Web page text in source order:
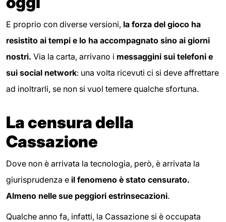
E proprio con diverse versioni, la forza del gioco ha
resistito ai tempi e lo ha accompagnato sino ai giorni
nostri. Via la carta, arrivano i messaggini sui telefoni e
sui social network: una volta ricevuti ci si deve affrettare
ad inoltrarli, se non si vuol temere qualche sfortuna.
La censura della
Cassazione
Dove non è arrivata la tecnologia, però, è arrivata la
giurisprudenza e il fenomeno è stato censurato.
Almeno nelle sue peggiori estrinsecazioni.
Qualche anno fa, infatti, la Cassazione si è occupata